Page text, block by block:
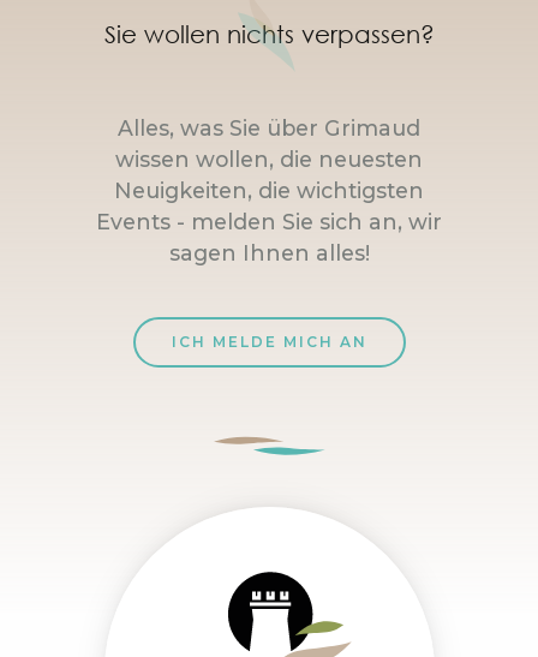
Sie wollen nichts verpassen?
Alles, was Sie über Grimaud
wissen wollen, die neuesten
Neuigkeiten, die wichtigsten
Events - melden Sie sich an, wir
sagen Ihnen alles!
ICH MELDE MICH AN